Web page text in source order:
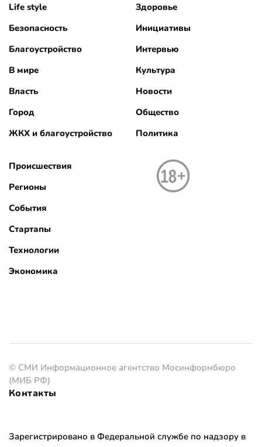
Life style
Безопасность
Благоустройство
В мире
Власть
Город
ЖКХ и благоустройство
Здоровье
Инициативы
Интервью
Культура
Новости
Общество
Политика
Происшествия
Регионы
События
Стартапы
Технологии
Экономика
© СМИ Информационное агентство Мосинформбюро
(МИБ РФ)
Контакты
Зарегистрировано в Федеральной службе по надзору в